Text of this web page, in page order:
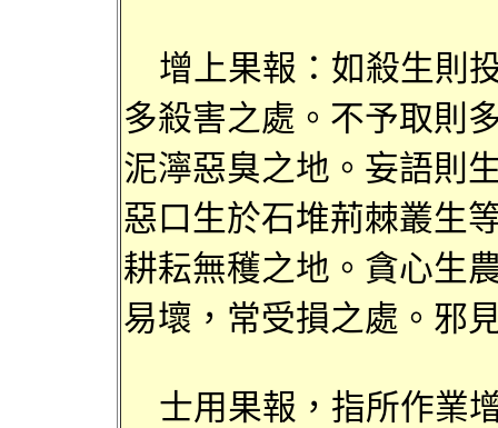
增上果報：如殺生則
多殺害之處。不予取則
泥濘惡臭之地。妄語則
惡口生於石堆荊棘叢生
耕耘無穫之地。貪心生
易壞，常受損之處。 邪
士用果報 ，指所作業